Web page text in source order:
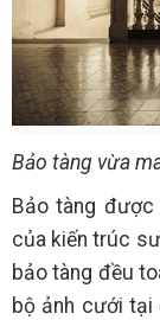
Bảo tàng vừa
Bảo tàng
của kiến trúc
bảo tàng đều
bộ ảnh cưới tại